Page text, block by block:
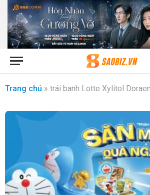
Trang chủ » trái banh Lotte Xylitol